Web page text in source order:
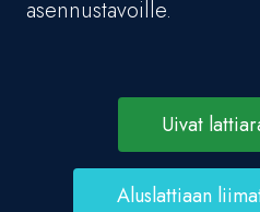
asennustavoille.
Uivat
Aluslattiaan